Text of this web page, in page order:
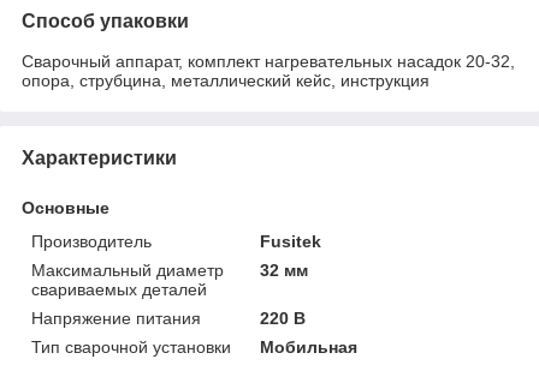
Способ упаковки
Сварочный аппарат, комплект нагревательных насадок 20-32,
опора, струбцина, металлический кейс, инструкция
Характеристики
Основные
Производитель
Fusitek
Максимальный диаметр
свариваемых деталей
32 мм
Напряжение питания
220 В
Тип сварочной установки
Мобильная